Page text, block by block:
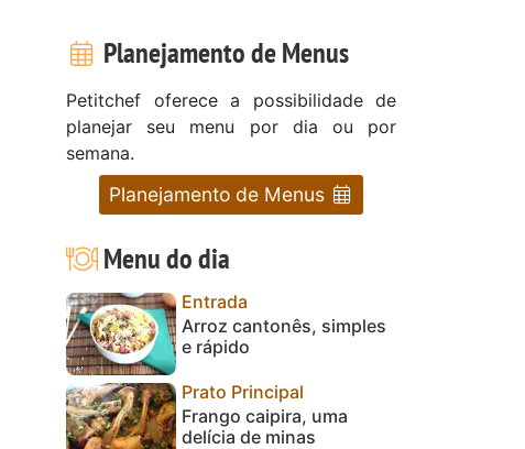
Planejamento de Menus
Petitchef oferece a possibilidade de
planejar seu menu por dia ou por
semana.
Planejamento de Menus
Menu do dia
Entrada
Arroz cantonês, simples
e rápido
Prato Principal
Frango caipira, uma
delícia de minas